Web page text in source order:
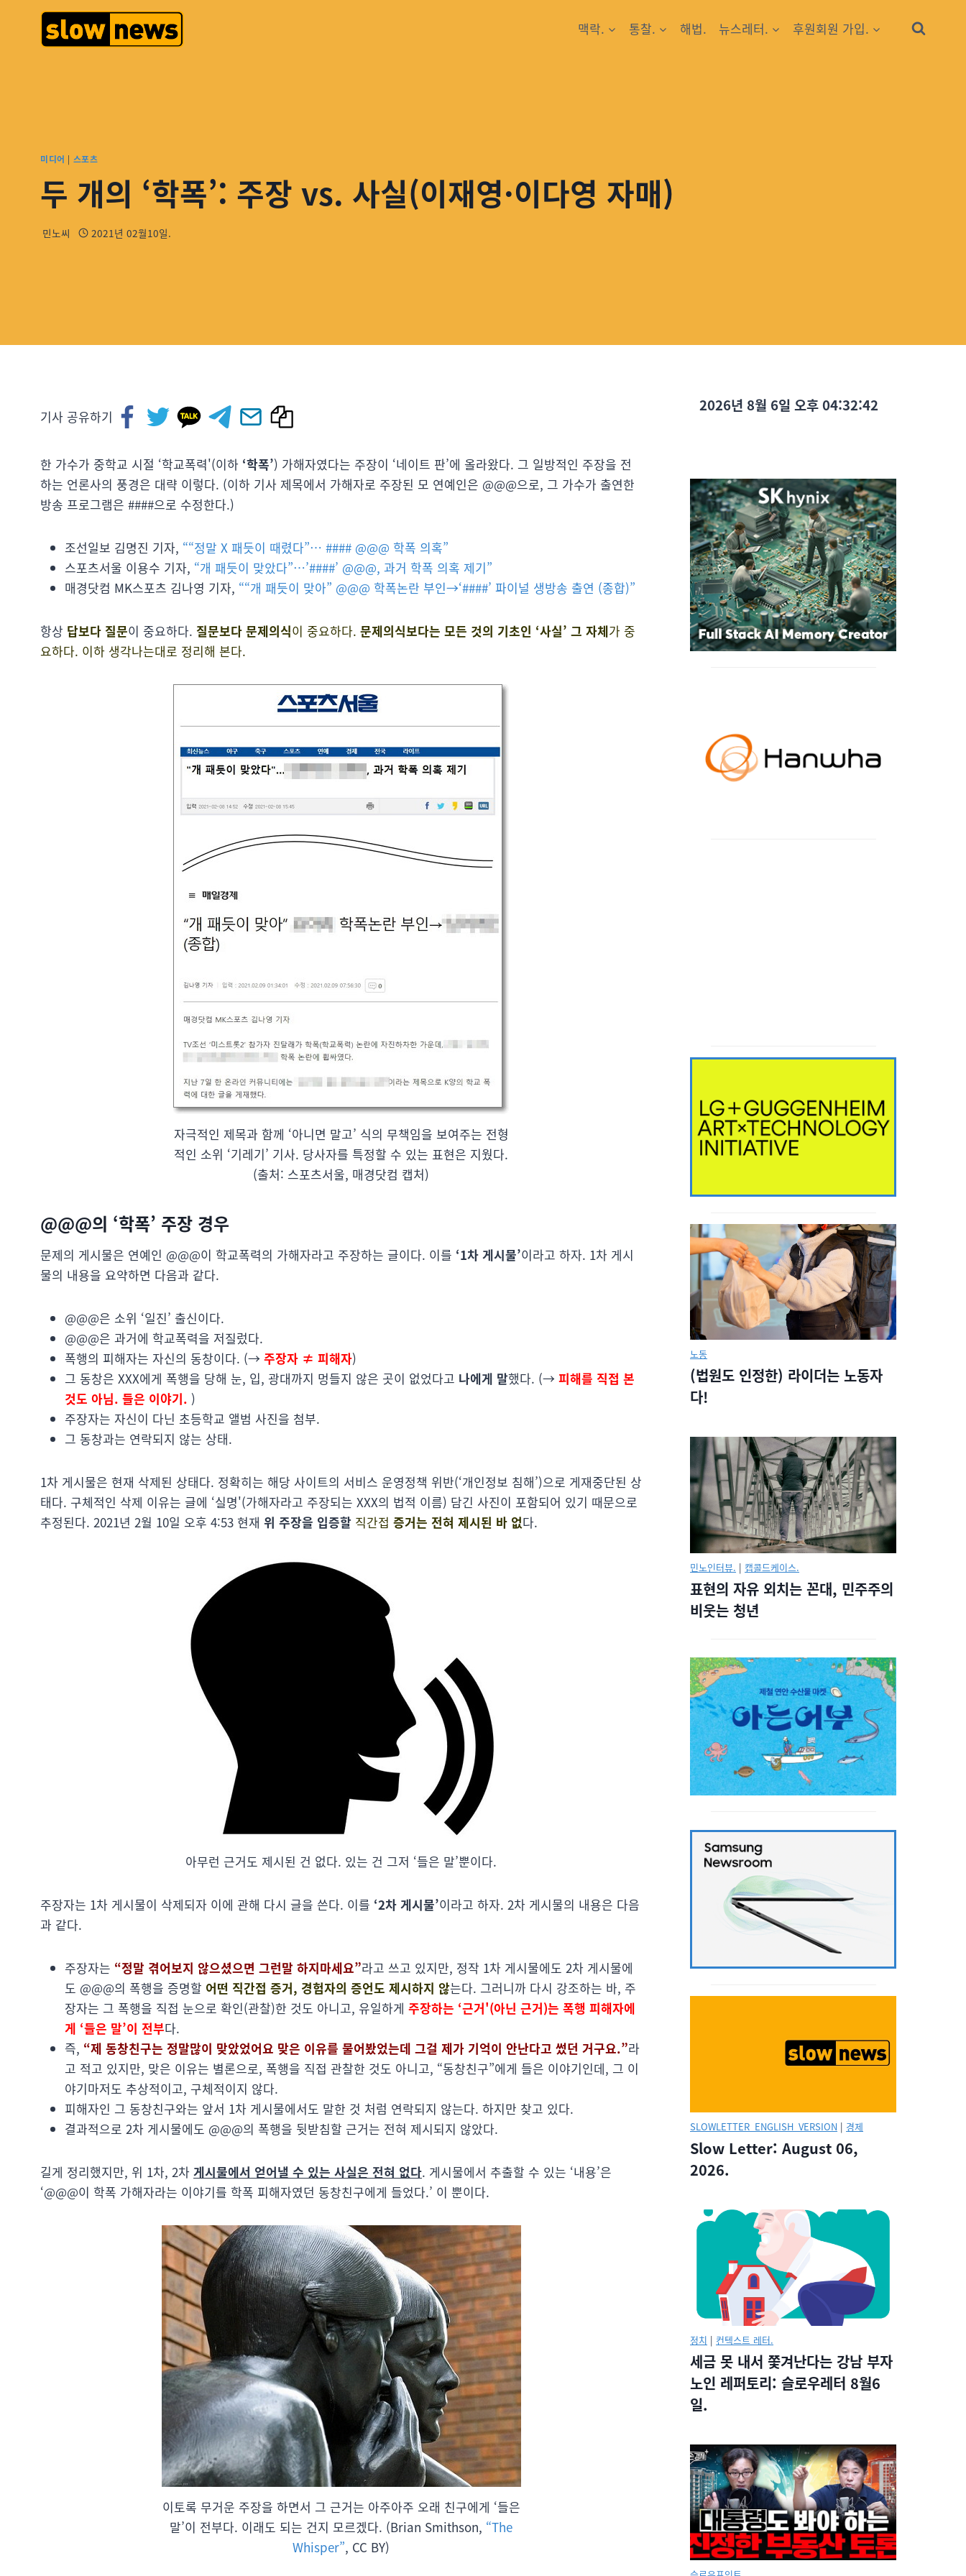
맥락. 통찰. 해법. 뉴스레터. 후원회원 가입.
미디어 | 스포츠
두 개의 ‘학폭’: 주장 vs. 사실(이재영·이다영 자매)
민노씨 2021년 02월10일.
기사 공유하기
한 가수가 중학교 시절 ‘학교폭력'(이하 ‘학폭’) 가해자였다는 주장이 ‘네이트 판’에 올라왔다. 그 일방적인 주장을 전
하는 언론사의 풍경은 대략 이렇다. (이하 기사 제목에서 가해자로 주장된 모 연예인은 @@@으로, 그 가수가 출연한
방송 프로그램은 ####으로 수정한다.)
조선일보 김명진 기자, ““정말 X 패듯이 때렸다”… #### @@@ 학폭 의혹”
스포츠서울 이용수 기자, “개 패듯이 맞았다”…’####’ @@@, 과거 학폭 의혹 제기”
매경닷컴 MK스포츠 김나영 기자, ““개 패듯이 맞아” @@@ 학폭논란 부인→‘####’ 파이널 생방송 출연 (종합)”
항상 답보다 질문이 중요하다. 질문보다 문제의식이 중요하다. 문제의식보다는 모든 것의 기초인 ‘사실’ 그 자체가 중
요하다. 이하 생각나는대로 정리해 본다.
자극적인 제목과 함께 ‘아니면 말고’ 식의 무책임을 보여주는 전형
적인 소위 ‘기레기’ 기사. 당사자를 특정할 수 있는 표현은 지웠다.
(출처: 스포츠서울, 매경닷컴 캡처)
@@@의 ‘학폭’ 주장 경우
문제의 게시물은 연예인 @@@이 학교폭력의 가해자라고 주장하는 글이다. 이를 ‘1차 게시물’이라고 하자. 1차 게시
물의 내용을 요약하면 다음과 같다.
@@@은 소위 ‘일진’ 출신이다.
@@@은 과거에 학교폭력을 저질렀다.
폭행의 피해자는 자신의 동창이다. (→ 주장자 ≠ 피해자)
그 동창은 XXX에게 폭행을 당해 눈, 입, 광대까지 멍들지 않은 곳이 없었다고 나에게 말했다. (→ 피해를 직접 본
것도 아님. 들은 이야기. )
주장자는 자신이 다닌 초등학교 앨범 사진을 첨부.
그 동창과는 연락되지 않는 상태.
1차 게시물은 현재 삭제된 상태다. 정확히는 해당 사이트의 서비스 운영정책 위반(‘개인정보 침해’)으로 게재중단된 상
태다. 구체적인 삭제 이유는 글에 ‘실명'(가해자라고 주장되는 XXX의 법적 이름) 담긴 사진이 포함되어 있기 때문으로
추정된다. 2021년 2월 10일 오후 4:53 현재 위 주장을 입증할 직간접 증거는 전혀 제시된 바 없다.
아무런 근거도 제시된 건 없다. 있는 건 그저 ‘들은 말’뿐이다.
주장자는 1차 게시물이 삭제되자 이에 관해 다시 글을 쓴다. 이를 ‘2차 게시물’이라고 하자. 2차 게시물의 내용은 다음
과 같다.
주장자는 “정말 겪어보지 않으셨으면 그런말 하지마세요”라고 쓰고 있지만, 정작 1차 게시물에도 2차 게시물에
도 @@@의 폭행을 증명할 어떤 직간접 증거, 경험자의 증언도 제시하지 않는다. 그러니까 다시 강조하는 바, 주
장자는 그 폭행을 직접 눈으로 확인(관찰)한 것도 아니고, 유일하게 주장하는 ‘근거'(아닌 근거)는 폭행 피해자에
게 ‘들은 말’이 전부다.
즉, “제 동창친구는 정말많이 맞았었어요 맞은 이유를 물어봤었는데 그걸 제가 기억이 안난다고 썼던 거구요.”라
고 적고 있지만, 맞은 이유는 별론으로, 폭행을 직접 관찰한 것도 아니고, “동창친구”에게 들은 이야기인데, 그 이
야기마저도 추상적이고, 구체적이지 않다.
피해자인 그 동창친구와는 앞서 1차 게시물에서도 말한 것 처럼 연락되지 않는다. 하지만 찾고 있다.
결과적으로 2차 게시물에도 @@@의 폭행을 뒷받침할 근거는 전혀 제시되지 않았다.
길게 정리했지만, 위 1차, 2차 게시물에서 얻어낼 수 있는 사실은 전혀 없다. 게시물에서 추출할 수 있는 ‘내용’은
‘@@@이 학폭 가해자라는 이야기를 학폭 피해자였던 동창친구에게 들었다.’ 이 뿐이다.
이토록 무거운 주장을 하면서 그 근거는 아주아주 오래 친구에게 ‘들은
말’이 전부다. 이래도 되는 건지 모르겠다. (Brian Smithson, “The
Whisper”, CC BY)
2026년 8월 6일 오후 04:32:43
노동
(법원도 인정한) 라이더는 노동자
다!
민노인터뷰. | 캡콜드케이스.
표현의 자유 외치는 꼰대, 민주주의
비웃는 청년
SLOWLETTER_ENGLISH_VERSION | 경제
Slow Letter: August 06,
2026.
정치 | 컨텍스트 레터.
세금 못 내서 쫓겨난다는 강남 부자
노인 레퍼토리: 슬로우레터 8월6
일.